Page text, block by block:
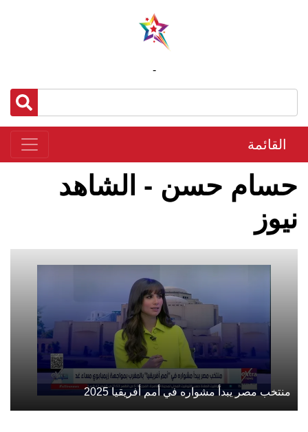
-
القائمة
حسام حسن - الشاهد
نيوز
منتخب مصر يبدأ مشواره في أمم أفريقيا 2025